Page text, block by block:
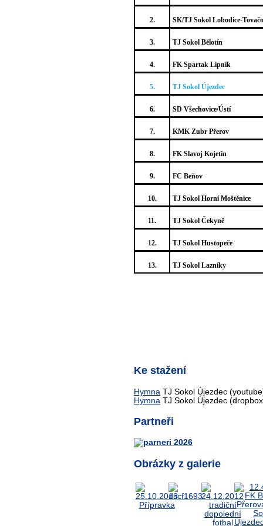
2. SK/TJ Sokol Lobodice-
3. TJ Sokol Bělotín
4. FK Spartak Lipník
5. TJ Sokol Újezdec
6. SD Všechovice/Ústí
7. KMK Zubr Přerov
8. FK Slavoj Kojetín
9. FC Beňov
10. TJ Sokol Horní Moštěnice
11. TJ Sokol Čekyně
12. TJ Sokol Hustopeče
13. TJ Sokol Lazníky
Ke stažení
Hymna TJ Sokol Újezdec
Hymna TJ Sokol Újezdec
Partneři
Obrázky z galerie